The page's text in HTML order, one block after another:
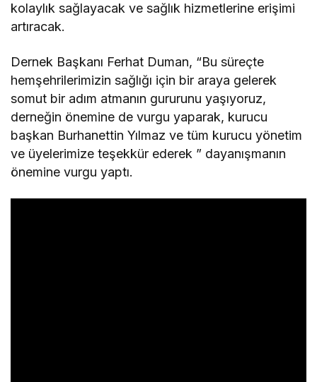
kolaylık sağlayacak ve sağlık hizmetlerine erişimi
artıracak.
Dernek Başkanı Ferhat Duman, “Bu süreçte
hemşehrilerimizin sağlığı için bir araya gelerek
somut bir adım atmanın gururunu yaşıyoruz,
derneğin önemine de vurgu yaparak, kurucu
başkan Burhanettin Yılmaz ve tüm kurucu yönetim
ve üyelerimize teşekkür ederek ” dayanışmanın
önemine vurgu yaptı.